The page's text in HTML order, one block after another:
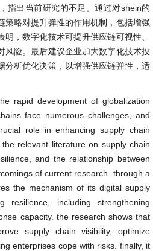
指出当前研究的不足。通过对shein的
策略对提升弹性的作用机制，包括增强
，数字化技术可提升供应链可视性、
风险。最后建议企业加大数字化技术投
分析优化决策，以增强供应链弹性，适
rapid development of globalization
face numerous challenges, and
role in enhancing supply chain
relevant literature on supply chain
and the relationship between
of current research. through a
the mechanism of its digital supply
resilience, including strengthening
capacity. the research shows that
supply chain visibility, optimize
enterprises cope with risks. finally, it